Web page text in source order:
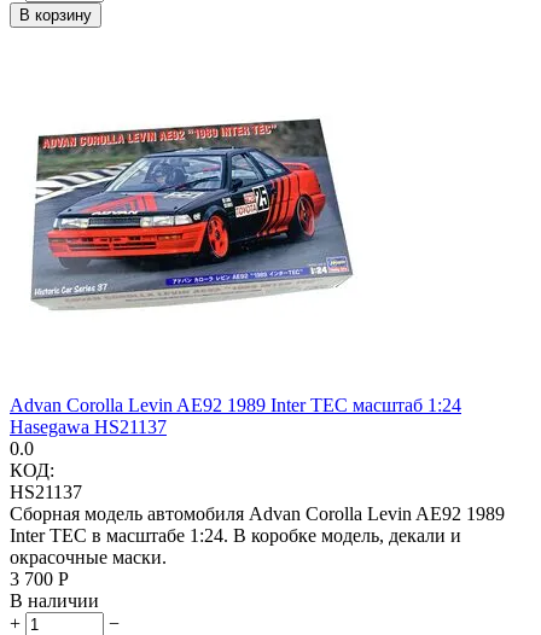
В корзину
Advan Corolla Levin AE92 1989 Inter TEC масштаб 1:24
Hasegawa HS21137
0.0
КОД:
HS21137
Сборная модель автомобиля Advan Corolla Levin AE92 1989
Inter TEC в масштабе 1:24. В коробке модель, декали и
окрасочные маски.
3 700 Р
В наличии
+
−